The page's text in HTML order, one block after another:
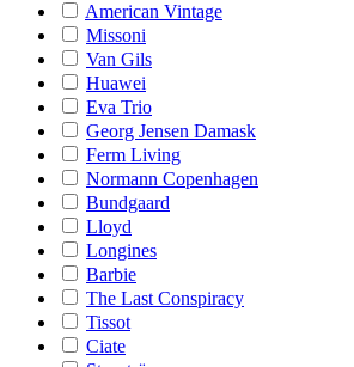
American Vintage
Missoni
Van Gils
Huawei
Eva Trio
Georg Jensen Damask
Ferm Living
Normann Copenhagen
Bundgaard
Lloyd
Longines
Barbie
The Last Conspiracy
Tissot
Ciate